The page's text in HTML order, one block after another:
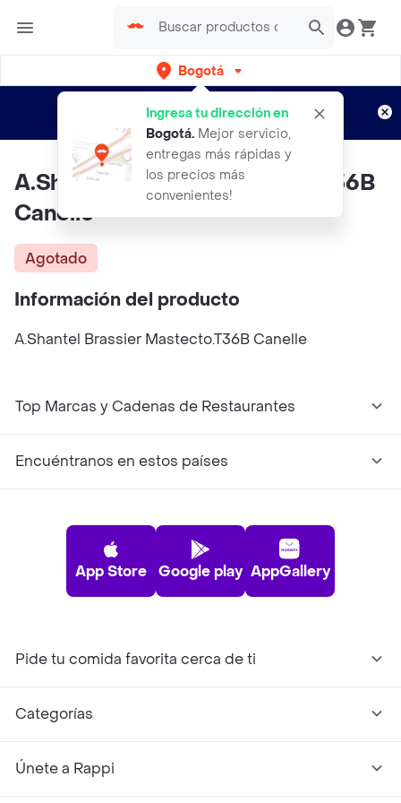
Bogotá
Ingresa tu dirección en
Bogotá. Mejor servicio,
entregas más rápidas y
los precios más
convenientes!
envíos gratis por semanas
Aplican TyC
A.Shantel Brassier Mastecto.T36B
Canelle
Agotado
Información del producto
A.Shantel Brassier Mastecto.T36B Canelle
Top Marcas y Cadenas de Restaurantes
Encuéntranos en estos países
App Store Google play AppGallery
Pide tu comida favorita cerca de ti
Categorías
Únete a Rappi